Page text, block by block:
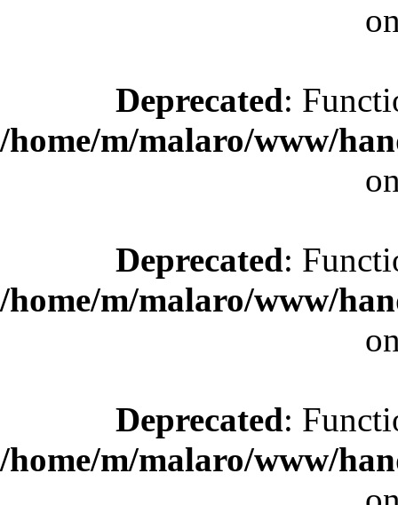
Deprecated:
/home/m/malaro/www/
Deprecated:
/home/m/malaro/www/
Deprecated:
/home/m/malaro/www/